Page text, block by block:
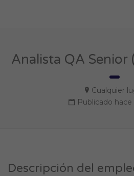
Analista QA Senior
Cualquier
Publicado hace
Descripción del